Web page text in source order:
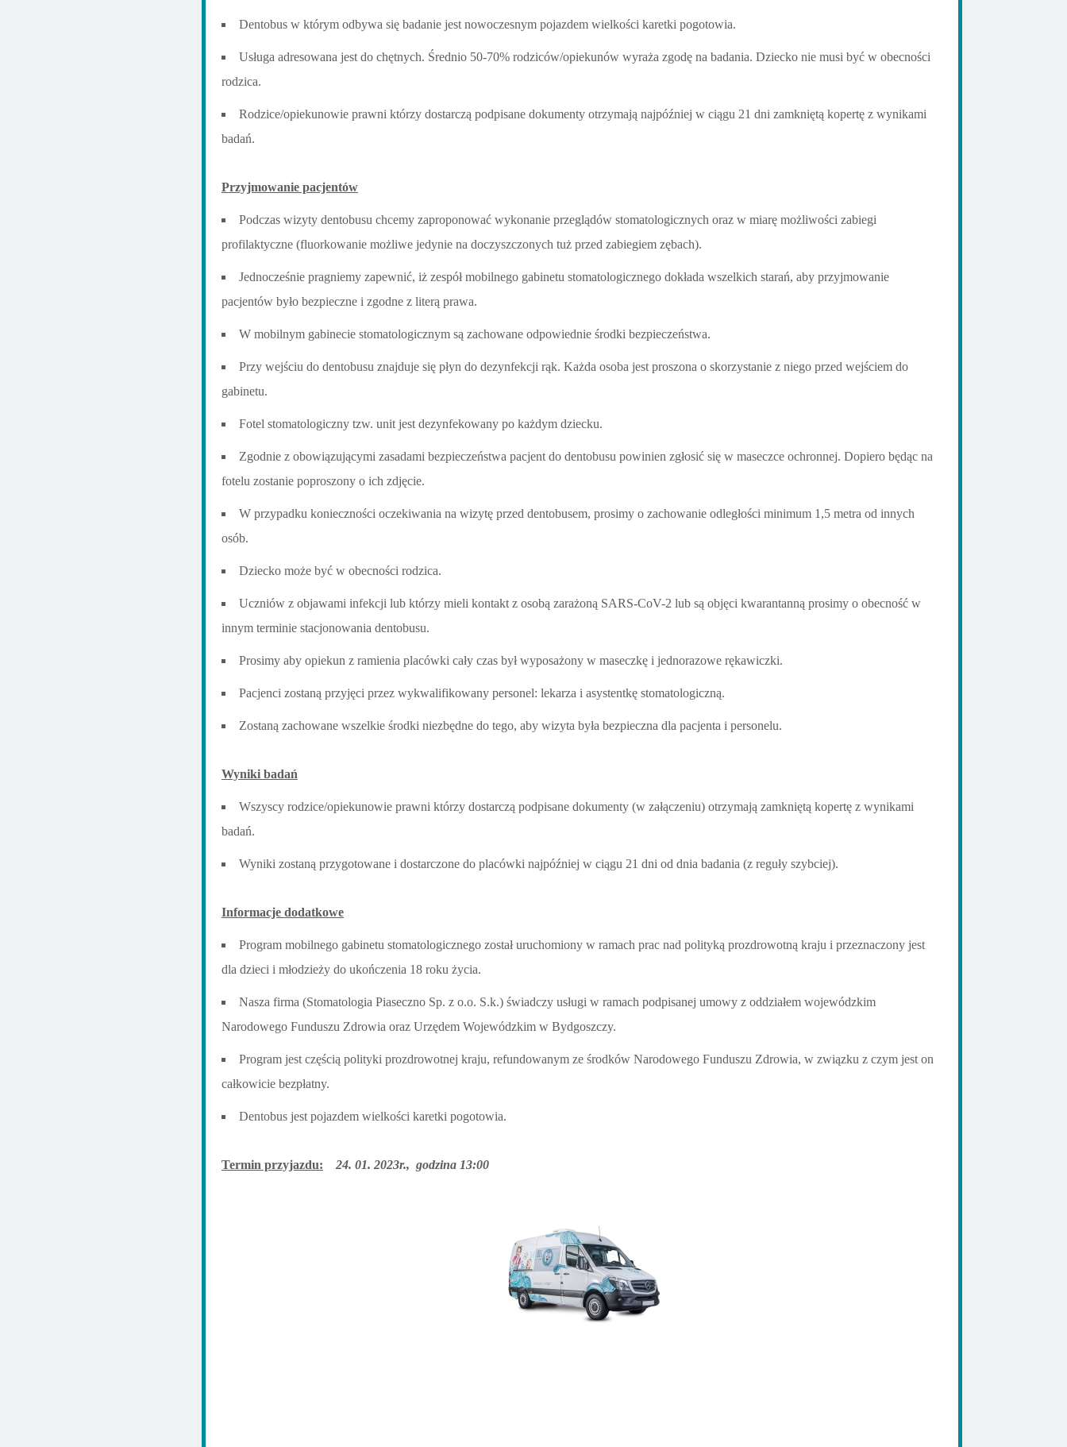
Dentobus w którym odbywa się badanie jest nowoczesnym pojazdem wielkości karetki pogotowia.
Usługa adresowana jest do chętnych. Średnio 50-70% rodziców/opiekunów wyraża zgodę na badania. Dziecko nie musi być w obecności
rodzica.
Rodzice/opiekunowie prawni którzy dostarczą podpisane dokumenty otrzymają najpóźniej w ciągu 21 dni zamkniętą kopertę z wynikami
badań.
Przyjmowanie pacjentów
Podczas wizyty dentobusu chcemy zaproponować wykonanie przeglądów stomatologicznych oraz w miarę możliwości zabiegi
profilaktyczne (fluorkowanie możliwe jedynie na doczyszczonych tuż przed zabiegiem zębach).
Jednocześnie pragniemy zapewnić, iż zespół mobilnego gabinetu stomatologicznego dokłada wszelkich starań, aby przyjmowanie
pacjentów było bezpieczne i zgodne z literą prawa.
W mobilnym gabinecie stomatologicznym są zachowane odpowiednie środki bezpieczeństwa.
Przy wejściu do dentobusu znajduje się płyn do dezynfekcji rąk. Każda osoba jest proszona o skorzystanie z niego przed wejściem do
gabinetu.
Fotel stomatologiczny tzw. unit jest dezynfekowany po każdym dziecku.
Zgodnie z obowiązującymi zasadami bezpieczeństwa pacjent do dentobusu powinien zgłosić się w maseczce ochronnej. Dopiero będąc na
fotelu zostanie poproszony o ich zdjęcie.
W przypadku konieczności oczekiwania na wizytę przed dentobusem, prosimy o zachowanie odległości minimum 1,5 metra od innych
osób.
Dziecko może być w obecności rodzica.
Uczniów z objawami infekcji lub którzy mieli kontakt z osobą zarażoną SARS-CoV-2 lub są objęci kwarantanną prosimy o obecność w
innym terminie stacjonowania dentobusu.
Prosimy aby opiekun z ramienia placówki cały czas był wyposażony w maseczkę i jednorazowe rękawiczki.
Pacjenci zostaną przyjęci przez wykwalifikowany personel: lekarza i asystentkę stomatologiczną.
Zostaną zachowane wszelkie środki niezbędne do tego, aby wizyta była bezpieczna dla pacjenta i personelu.
Wyniki badań
Wszyscy rodzice/opiekunowie prawni którzy dostarczą podpisane dokumenty (w załączeniu) otrzymają zamkniętą kopertę z wynikami
badań.
Wyniki zostaną przygotowane i dostarczone do placówki najpóźniej w ciągu 21 dni od dnia badania (z reguły szybciej).
Informacje dodatkowe
Program mobilnego gabinetu stomatologicznego został uruchomiony w ramach prac nad polityką prozdrowotną kraju i przeznaczony jest
dla dzieci i młodzieży do ukończenia 18 roku życia.
Nasza firma (Stomatologia Piaseczno Sp. z o.o. S.k.) świadczy usługi w ramach podpisanej umowy z oddziałem wojewódzkim
Narodowego Funduszu Zdrowia oraz Urzędem Wojewódzkim w Bydgoszczy.
Program jest częścią polityki prozdrowotnej kraju, refundowanym ze środków Narodowego Funduszu Zdrowia, w związku z czym jest on
całkowicie bezpłatny.
Dentobus jest pojazdem wielkości karetki pogotowia.
Termin przyjazdu: 24. 01. 2023r., godzina 13:00